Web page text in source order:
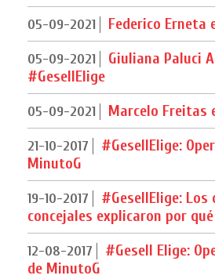
05-09-2021 Federico Erneta
05-09-2021
Giuliana Paluci
#GesellElige
05-09-2021 Marcelo Freitas
21-10-2017
#GesellElige:
MinutoG
19-10-2017
#GesellElige:
concejales explicaron por
12-08-2017
#Gesell Elige:
de MinutoG